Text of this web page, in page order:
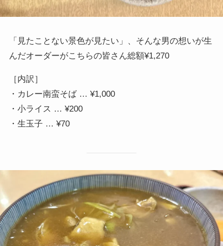
「見たことない景色が見たい」、そんな男の想いが生
んだオーダーがこちらの皆さん総額¥1,270
［内訳］
・カレー南蛮そば … ¥1,000
・小ライス … ¥200
・生玉子 … ¥70